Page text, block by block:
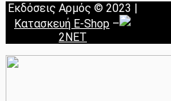
Εκδόσεις Αρμός © 2023 |
Κατασκευή E-Shop –
2NET